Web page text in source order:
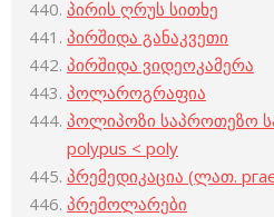
პირის ღრუს სითხე
პირშიდა განაკვეთი
პირშიდა ვიდეოკამერა
პოლაროგრაფია
პოლიპოზი საპროთეზო
polypus < poly
პრემედიკაცია (ლათ.
პრემოლარები